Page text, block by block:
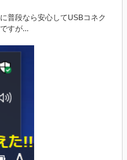
普段なら安心してUSBコネク
すが...